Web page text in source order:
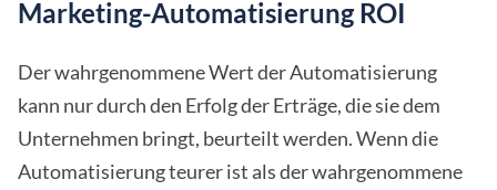
Marketing-Automatisierung ROI
Der wahrgenommene Wert der Automatisierung
kann nur durch den Erfolg der Erträge, die sie dem
Unternehmen bringt, beurteilt werden. Wenn die
Automatisierung teurer ist als der wahrgenommene